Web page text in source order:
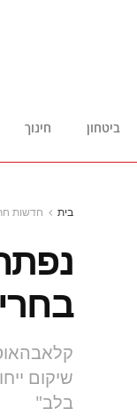
ביטחון חינוך
בית חדשות
שיקום
בלב"